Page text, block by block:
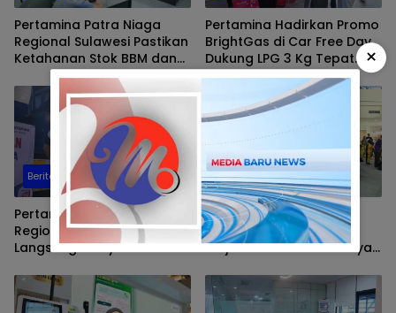
Pertamina Patra Niaga
Regional Sulawesi Pastikan
Ketahanan Stok BBM dan
LPG 3 Kg di Bone
Pertamina Hadirkan Promo
BrightGas di Car Free Day,
Dukung LPG 3 Kg Tepat
Sasaran
Berita
Pertamina Patra Niaga
Regional Sulawesi Tinjau
Langsung Pelayanan SPBU
Distribusi Biosolar Berjalan
Optimal
Berita
Pegadaian Kanwil VI
SulSelBarra Maluku
Wujudkan “Anak Berkarya,
Pameran UMKM dan Bazar
Emas
×